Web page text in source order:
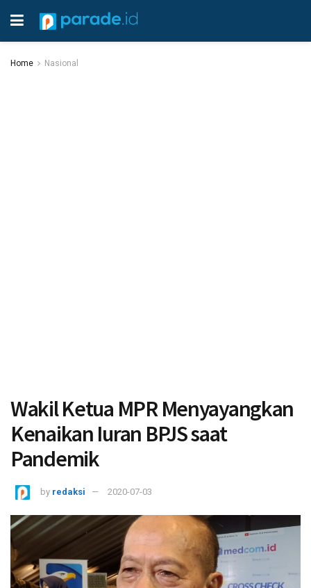
Home Nasional
Wakil Ketua MPR Menyayangkan
Kenaikan Iuran BPJS saat
Pandemik
by redaksi 2020-07-03